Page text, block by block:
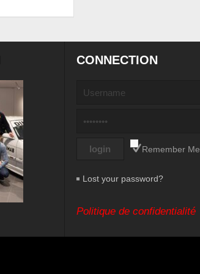
CONNECTION
Remember Me
Lost your password?
Politique de confidentialité